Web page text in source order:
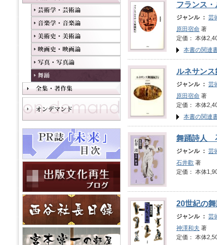
フランス
ジャンル ： 芸
原田宿命 著
定価： 本体
本書の関連
ルネサン
ジャンル ： 芸
原田宿命 著
定価： 本体
本書の関連
舞踊詩人
ジャンル ： 芸
石井歡 著
定価： 本体
20世紀の
ジャンル ： 芸
神澤和夫 著
定価： 本体